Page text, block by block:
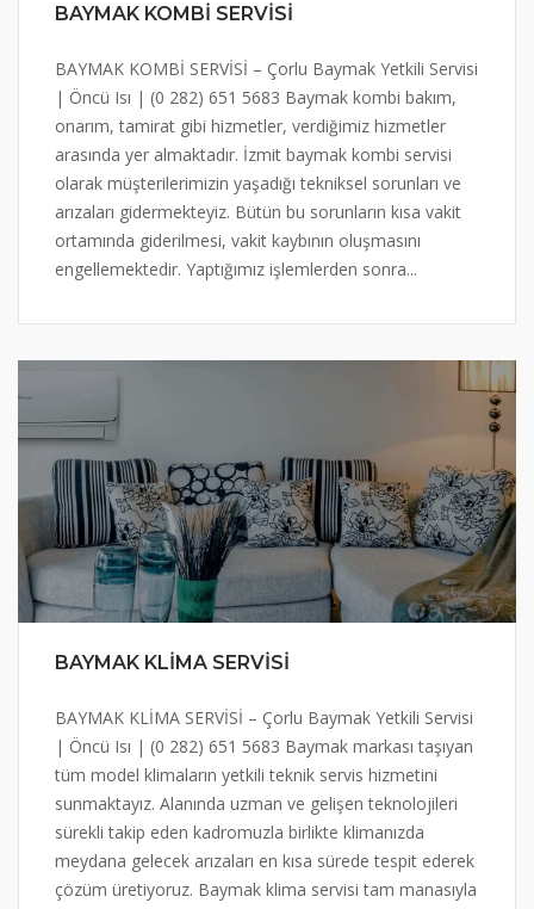
BAYMAK KOMBİ SERVİSİ
BAYMAK KOMBİ SERVİSİ – Çorlu Baymak Yetkili Servisi
| Öncü Isı | (0 282) 651 5683 Baymak kombi bakım,
onarım, tamirat gibi hizmetler, verdiğimiz hizmetler
arasında yer almaktadır. İzmit baymak kombi servisi
olarak müşterilerimizin yaşadığı tekniksel sorunları ve
arızaları gidermekteyiz. Bütün bu sorunların kısa vakit
ortamında giderilmesi, vakit kaybının oluşmasını
engellemektedir. Yaptığımız işlemlerden sonra...
BAYMAK KLİMA SERVİSİ
BAYMAK KLİMA SERVİSİ – Çorlu Baymak Yetkili Servisi
| Öncü Isı | (0 282) 651 5683 Baymak markası taşıyan
tüm model klimaların yetkili teknik servis hizmetini
sunmaktayız. Alanında uzman ve gelişen teknolojileri
sürekli takip eden kadromuzla birlikte klimanızda
meydana gelecek arızaları en kısa sürede tespit ederek
çözüm üretiyoruz. Baymak klima servisi tam manasıyla